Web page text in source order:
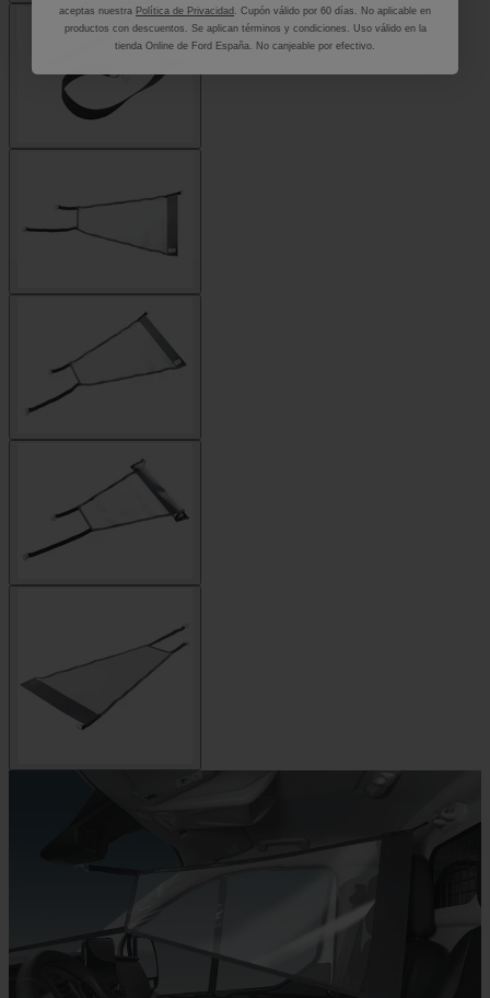
aceptas nuestra Política de Privacidad . Cupón válido por 60 días. No aplicable en
productos con descuentos. Se aplican términos y condiciones. Uso válido en la
tienda Online de Ford España. No canjeable por efectivo.